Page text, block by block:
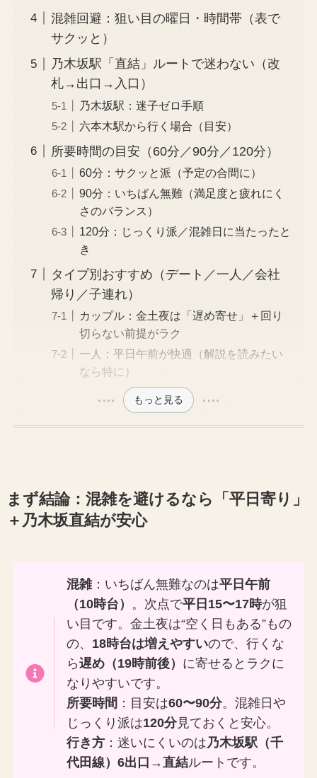
混雑回避：狙い目の曜日・時間帯（表で
サクッと）
乃木坂駅「直結」ルートで迷わない（改
札→出口→入口）
乃木坂駅：迷子ゼロ手順
六本木駅から行く場合（目安）
所要時間の目安（60分／90分／120分）
60分：サクッと派（予定の合間に）
90分：いちばん無難（満足度と疲れにく
さのバランス）
120分：じっくり派／混雑日に当たったと
き
タイプ別おすすめ（デート／一人／会社
帰り／子連れ）
カップル：金土夜は「遅め寄せ」＋回り
切らない前提がラク
一人：平日午前が快適（解説を読みたい
なら特に）
もっと見る
まず結論：混雑を避けるなら「平日寄り」
＋乃木坂直結が安心
混雑：いちばん無難なのは平日午前
（10時台） 。次点で平日15〜17時が狙
い目です。金土夜は“空く日もある”もの
の、 18時台は増えやすいので、行くな
ら遅め（19時前後） に寄せるとラクに
なりやすいです。
所要時間 ：目安は60〜90分。混雑日や
じっくり派は120分見ておくと安心。
行き方 ：迷いにくいのは乃木坂駅（千
代田線）6出口→直結ルートです。